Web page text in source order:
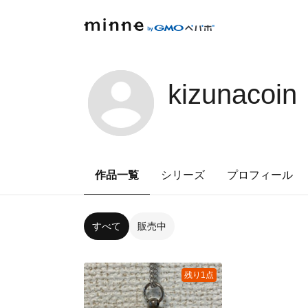
kizunacoin
作品一覧 シリーズ プロフィール
すべて 販売中
残り1点